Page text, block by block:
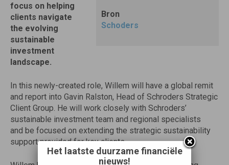
Bron
Schoders
focus on helping
clients navigate
the evolving
sustainable
investment
landscape.
In this newly-created role, Willem will have a global remit
and report into Gavin Ralston, Head of Schroders Strategic
Client Group. He will work closely with Schroders’
sustainable investment team and regional specialists
and be focused on extending the strategic sustainability
support provided for key clients.
Het laatste duurzame financiële
nieuws!